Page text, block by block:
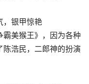
，银甲惊艳
霸美猴王》，因为各种
浩民，二郎神的扮演